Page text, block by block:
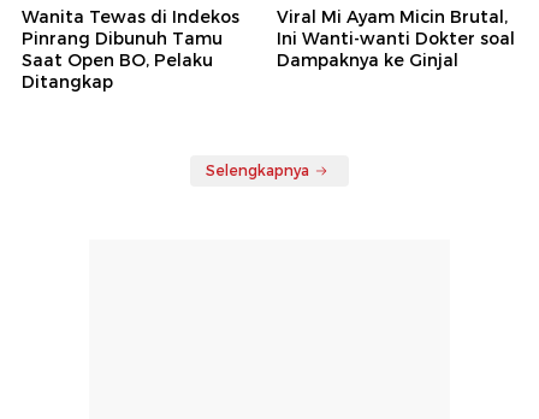
Wanita Tewas di Indekos
Pinrang Dibunuh Tamu
Saat Open BO, Pelaku
Ditangkap
Viral Mi Ayam Micin Brutal,
Ini Wanti-wanti Dokter soal
Dampaknya ke Ginjal
Selengkapnya